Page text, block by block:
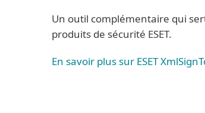
Un outil complémentaire qui
produits de sécurité ESET.
En savoir plus sur ESET